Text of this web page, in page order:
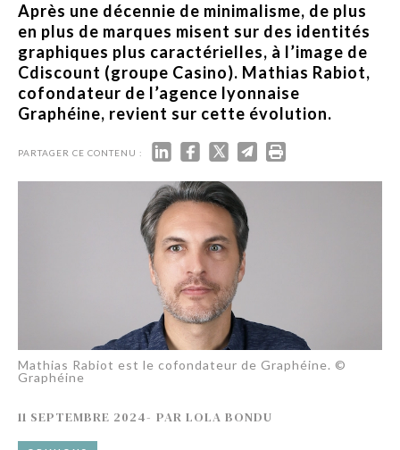
Après une décennie de minimalisme, de plus
en plus de marques misent sur des identités
graphiques plus caractérielles, à l’image de
Cdiscount (groupe Casino). Mathias Rabiot,
cofondateur de l’agence lyonnaise
Graphéine, revient sur cette évolution.
PARTAGER CE CONTENU :
Mathias Rabiot est le cofondateur de Graphéine. ©
Graphéine
11 SEPTEMBRE 2024- PAR LOLA BONDU